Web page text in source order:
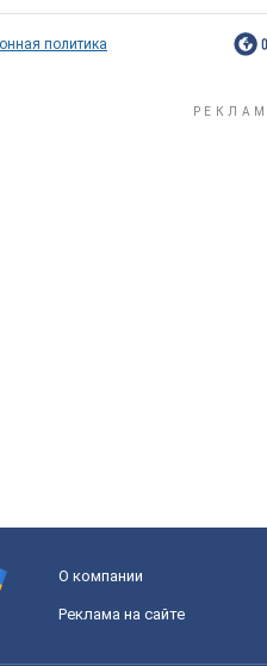
политика
О компании
Реклама на сайте